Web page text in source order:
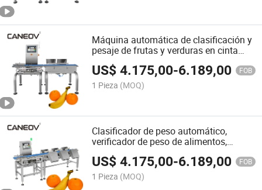
Máquina automática de clasificación y
pesaje de frutas y verduras en cinta
transportadora
US$4.175,00-6.189,00 FOB
1 Pieza (MOQ)
Clasificador de peso automático,
verificador de peso de alimentos,
máquina de clasificación de peso de
alta precisión
US$4.175,00-6.189,00 FOB
1 Pieza (MOQ)